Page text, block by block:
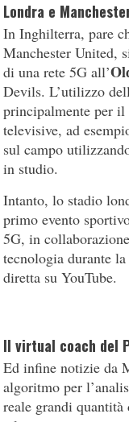
Londra e
In Inghilterra, pare
Manchester United,
di una rete 5G all’
Devils. L’utilizzo
principalmente per
televisive, ad
sul campo
in studio.
Intanto, lo stadio
primo evento
5G, in
tecnologia durante
diretta su YouTube.
Il virtual coach del
Ed infine notizie da
algoritmo per
reale grandi